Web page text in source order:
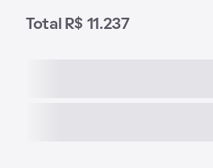
Total R$ 11.237